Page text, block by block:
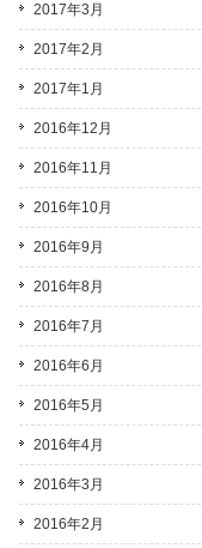
2017年3月
2017年2月
2017年1月
2016年12月
2016年11月
2016年10月
2016年9月
2016年8月
2016年7月
2016年6月
2016年5月
2016年4月
2016年3月
2016年2月